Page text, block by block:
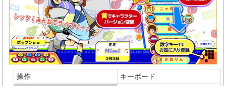
操作 キーボード